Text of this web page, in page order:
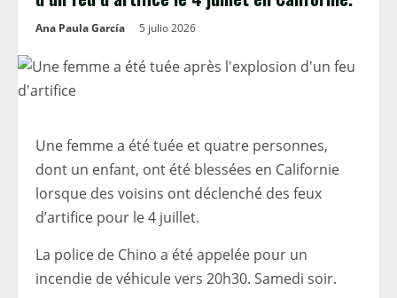
Ana Paula García 5 julio 2026
Une femme a été tuée et quatre personnes,
dont un enfant, ont été blessées en Californie
lorsque des voisins ont déclenché des feux
d’artifice pour le 4 juillet.
La police de Chino a été appelée pour un
incendie de véhicule vers 20h30. Samedi soir.